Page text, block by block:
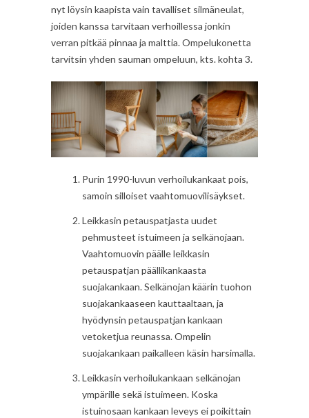
nyt löysin kaapista vain tavalliset silmäneulat,
joiden kanssa tarvitaan verhoillessa jonkin
verran pitkää pinnaa ja malttia. Ompelukonetta
tarvitsin yhden sauman ompeluun, kts. kohta 3.
Purin 1990-luvun verhoilukankaat pois,
samoin silloiset vaahtomuovilisäykset.
Leikkasin petauspatjasta uudet
pehmusteet istuimeen ja selkänojaan.
Vaahtomuovin päälle leikkasin
petauspatjan päällikankaasta
suojakankaan. Selkänojan käärin tuohon
suojakankaaseen kauttaaltaan, ja
hyödynsin petauspatjan kankaan
vetoketjua reunassa. Ompelin
suojakankaan paikalleen käsin harsimalla.
Leikkasin verhoilukankaan selkänojan
ympärille sekä istuimeen. Koska
istuinosaan kankaan leveys ei poikittain